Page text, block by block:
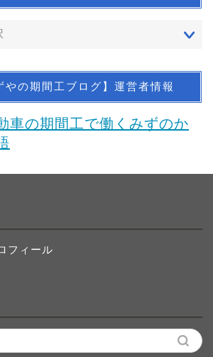
やの期間工ブログ】運営者情報
車の期間工で働くみずのか
フィール